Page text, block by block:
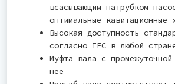
всасывающим патрубком
оптимальные кавитационные
Высокая доступность
согласно IEC в любой
Муфта вала с
нее